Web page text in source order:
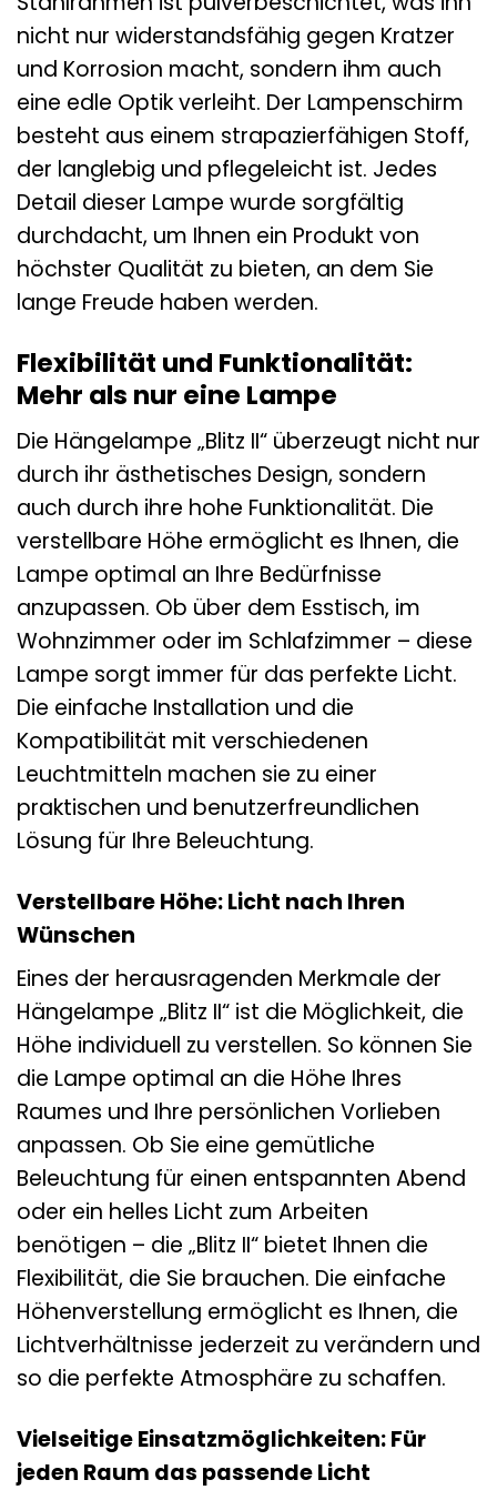
nicht nur widerstandsfähig gegen Kratzer
und Korrosion macht, sondern ihm auch
eine edle Optik verleiht. Der Lampenschirm
besteht aus einem strapazierfähigen Stoff,
der langlebig und pflegeleicht ist. Jedes
Detail dieser Lampe wurde sorgfältig
durchdacht, um Ihnen ein Produkt von
höchster Qualität zu bieten, an dem Sie
lange Freude haben werden.
Flexibilität und Funktionalität:
Mehr als nur eine Lampe
Die Hängelampe „Blitz II“ überzeugt nicht nur
durch ihr ästhetisches Design, sondern
auch durch ihre hohe Funktionalität. Die
verstellbare Höhe ermöglicht es Ihnen, die
Lampe optimal an Ihre Bedürfnisse
anzupassen. Ob über dem Esstisch, im
Wohnzimmer oder im Schlafzimmer – diese
Lampe sorgt immer für das perfekte Licht.
Die einfache Installation und die
Kompatibilität mit verschiedenen
Leuchtmitteln machen sie zu einer
praktischen und benutzerfreundlichen
Lösung für Ihre Beleuchtung.
Verstellbare Höhe: Licht nach Ihren
Wünschen
Eines der herausragenden Merkmale der
Hängelampe „Blitz II“ ist die Möglichkeit, die
Höhe individuell zu verstellen. So können Sie
die Lampe optimal an die Höhe Ihres
Raumes und Ihre persönlichen Vorlieben
anpassen. Ob Sie eine gemütliche
Beleuchtung für einen entspannten Abend
oder ein helles Licht zum Arbeiten
benötigen – die „Blitz II“ bietet Ihnen die
Flexibilität, die Sie brauchen. Die einfache
Höhenverstellung ermöglicht es Ihnen, die
Lichtverhältnisse jederzeit zu verändern und
so die perfekte Atmosphäre zu schaffen.
Vielseitige Einsatzmöglichkeiten: Für
jeden Raum das passende Licht